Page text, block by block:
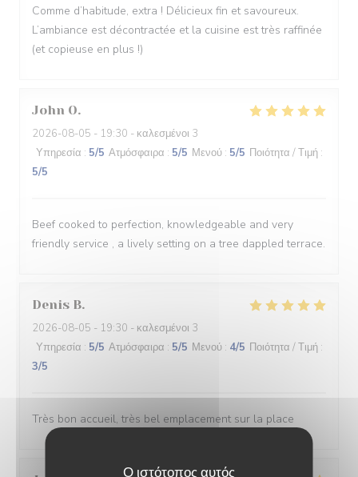
Ο ιστότοπος αυτός
Comme d’habitude, extra ! Délicieux fin et savoureux.
L’ambiance est décontractée et la cuisine est très raffinée
(et copieuse en plus !)
John O
2026-08-05 - 19:30 - καλεσμένοι 3
Υπηρεσία : 5/5 Ατμόσφαιρα : 5/5 Μενού : 5/5 Ποιότητα / Τιμή :
5/5
Beef cooked to perfection, knowledgeable and very
friendly service , a lively setting on a tree dappled terrace.
Denis B
2026-08-05 - 19:30 - καλεσμένοι 3
Υπηρεσία : 5/5 Ατμόσφαιρα : 5/5 Μενού : 4/5 Ποιότητα / Τιμή :
3/5
Très bon accueil, très bel emplacement sur la place